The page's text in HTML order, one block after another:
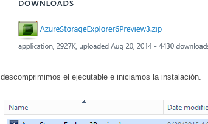
el ejecutable e iniciamos la instalación.